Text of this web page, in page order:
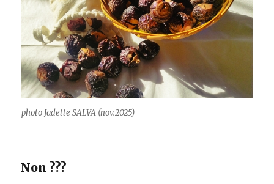
photo Jadette SALVA (nov.2025)
Non ???